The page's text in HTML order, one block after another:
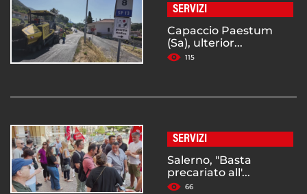
SERVIZI
Capaccio Paestum
(Sa), ulterior...
115
SERVIZI
Salerno, "Basta
precariato all'...
66